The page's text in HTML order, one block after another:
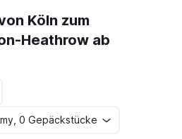
Köln zum
Heathrow ab
0 Gepäckstücke